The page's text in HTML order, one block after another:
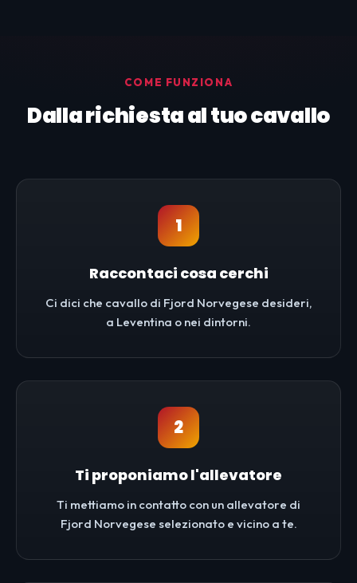
COME FUNZIONA
Dalla richiesta al tuo cavallo
1
Raccontaci cosa cerchi
Ci dici che cavallo di Fjord Norvegese desideri,
a Leventina o nei dintorni.
2
Ti proponiamo l'allevatore
Ti mettiamo in contatto con un allevatore di
Fjord Norvegese selezionato e vicino a te.